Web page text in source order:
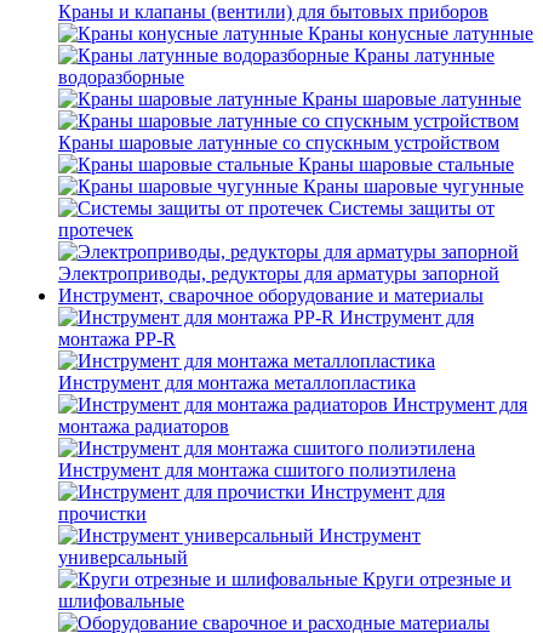
Краны и клапаны (вентили) для бытовых приборов
Краны конусные латунные
Краны латунные
водоразборные
Краны шаровые латунные
Краны шаровые латунные со спускным устройством
Краны шаровые стальные
Краны шаровые чугунные
Системы защиты от
протечек
Электроприводы, редукторы для арматуры запорной
Инструмент, сварочное оборудование и материалы
Инструмент для
монтажа PP-R
Инструмент для монтажа металлопластика
Инструмент для
монтажа радиаторов
Инструмент для монтажа сшитого полиэтилена
Инструмент для
прочистки
Инструмент
универсальный
Круги отрезные и
шлифовальные